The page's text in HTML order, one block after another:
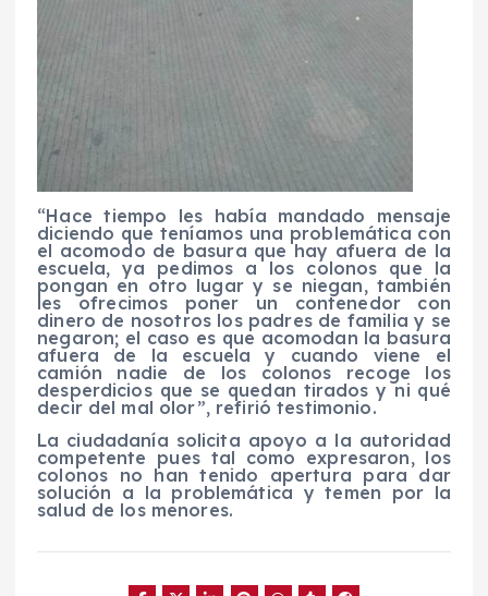
“Hace tiempo les había mandado mensaje
diciendo que teníamos una problemática con
el acomodo de basura que hay afuera de la
escuela, ya pedimos a los colonos que la
pongan en otro lugar y se niegan, también
les ofrecimos poner un contenedor con
dinero de nosotros los padres de familia y se
negaron; el caso es que acomodan la basura
afuera de la escuela y cuando viene el
camión nadie de los colonos recoge los
desperdicios que se quedan tirados y ni qué
decir del mal olor”, refirió testimonio.
La ciudadanía solicita apoyo a la autoridad
competente pues tal como expresaron, los
colonos no han tenido apertura para dar
solución a la problemática y temen por la
salud de los menores.